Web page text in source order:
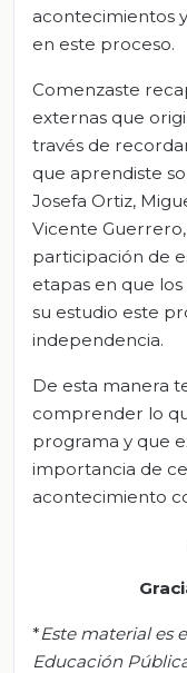
acontecimientos
en este proceso.
Comenzaste
externas que
través de
que aprendiste
Josefa Ortiz,
Vicente
participación de
etapas en que
su estudio este
independencia.
De esta manera
comprender lo
programa y que
importancia de
acontecimiento
*Este material es
Educación